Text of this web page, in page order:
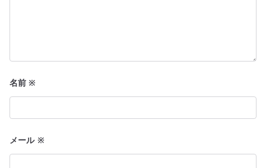
名前※
メール ※